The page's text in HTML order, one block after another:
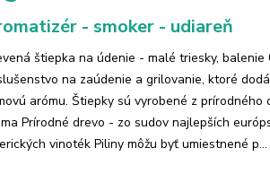
- smoker - udiareň
štiepka na údenie - malé triesky, balenie
na zaúdenie a grilovanie, ktoré
arómu. Štiepky sú vyrobené z prírodného
Prírodné drevo - zo sudov najlepších
vinoték Piliny môžu byť umiestnené p...